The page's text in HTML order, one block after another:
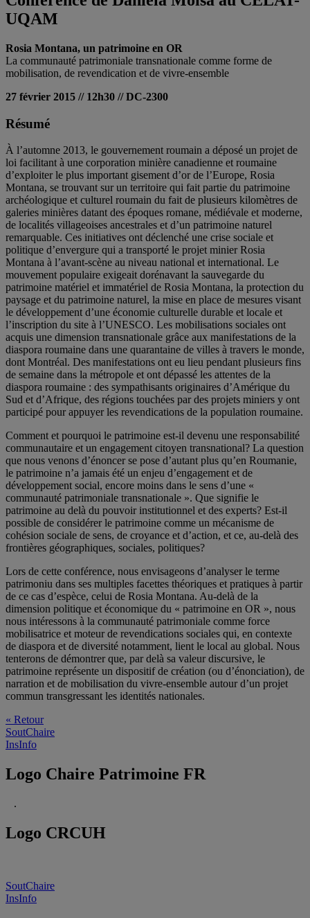
UQAM
Rosia Montana, un patrimoine en OR
La communauté patrimoniale transnationale comme forme de
mobilisation, de revendication et de vivre-ensemble
27 février 2015 // 12h30 // DC-2300
Résumé
À l’automne 2013, le gouvernement roumain a déposé un projet de
loi facilitant à une corporation minière canadienne et roumaine
d’exploiter le plus important gisement d’or de l’Europe, Rosia
Montana, se trouvant sur un territoire qui fait partie du patrimoine
archéologique et culturel roumain du fait de plusieurs kilomètres de
galeries minières datant des époques romane, médiévale et moderne,
de localités villageoises ancestrales et d’un patrimoine naturel
remarquable. Ces initiatives ont déclenché une crise sociale et
politique d’envergure qui a transporté le projet minier Rosia
Montana à l’avant-scène au niveau national et international. Le
mouvement populaire exigeait dorénavant la sauvegarde du
patrimoine matériel et immatériel de Rosia Montana, la protection du
paysage et du patrimoine naturel, la mise en place de mesures visant
le développement d’une économie culturelle durable et locale et
l’inscription du site à l’UNESCO. Les mobilisations sociales ont
acquis une dimension transnationale grâce aux manifestations de la
diaspora roumaine dans une quarantaine de villes à travers le monde,
dont Montréal. Des manifestations ont eu lieu pendant plusieurs fins
de semaine dans la métropole et ont dépassé les attentes de la
diaspora roumaine : des sympathisants originaires d’Amérique du
Sud et d’Afrique, des régions touchées par des projets miniers y ont
participé pour appuyer les revendications de la population roumaine.
Comment et pourquoi le patrimoine est-il devenu une responsabilité
communautaire et un engagement citoyen transnational? La question
que nous venons d’énoncer se pose d’autant plus qu’en Roumanie,
le patrimoine n’a jamais été un enjeu d’engagement et de
développement social, encore moins dans le sens d’une «
communauté patrimoniale transnationale ». Que signifie le
patrimoine au delà du pouvoir institutionnel et des experts? Est-il
possible de considérer le patrimoine comme un mécanisme de
cohésion sociale de sens, de croyance et d’action, et ce, au-delà des
frontières géographiques, sociales, politiques?
Lors de cette conférence, nous envisageons d’analyser le terme
patrimoniu dans ses multiples facettes théoriques et pratiques à partir
de ce cas d’espèce, celui de Rosia Montana. Au-delà de la
dimension politique et économique du « patrimoine en OR », nous
nous intéressons à la communauté patrimoniale comme force
mobilisatrice et moteur de revendications sociales qui, en contexte
de diaspora et de diversité notamment, lient le local au global. Nous
tenterons de démontrer que, par delà sa valeur discursive, le
patrimoine représente un dispositif de création (ou d’énonciation), de
narration et de mobilisation du vivre-ensemble autour d’un projet
commun transgressant les identités nationales.
« Retour
SoutChaire
InsInfo
Logo Chaire Patrimoine FR
.
Logo CRCUH
SoutChaire
InsInfo